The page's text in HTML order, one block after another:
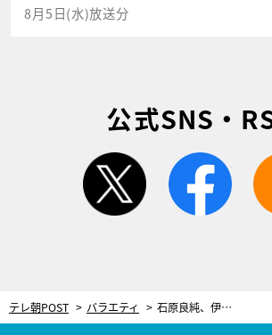
8月5日(水)放送分
公式SNS・
twitter
テレ朝POST バラエティ 石原良純、伊勢神宮での結婚秘話を明かす 土砂降りに見舞われたことで「忘れられない」体験に